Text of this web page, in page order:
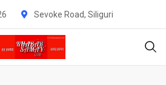
Sevoke Road, Siliguri